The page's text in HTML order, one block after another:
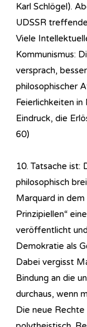
Karl Schlögel).
UDSSR
Viele
Kommunismus:
versprach,
philosophischer
Feierlichkeiten
Eindruck, die
60)
10. Tatsache ist:
philosophisch
Marquard in
Prinzipiellen“
veröffentlicht
Demokratie als
Dabei vergisst
Bindung an die
durchaus, wenn
Die neue